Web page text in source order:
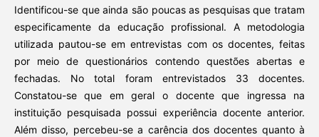
Identificou-se que ainda são poucas as pesquisas que tratam
especificamente da educação profissional. A metodologia
utilizada pautou-se em entrevistas com os docentes, feitas
por meio de questionários contendo questões abertas e
fechadas. No total foram entrevistados 33 docentes.
Constatou-se que em geral o docente que ingressa na
instituição pesquisada possui experiência docente anterior.
Além disso, percebeu-se a carência dos docentes quanto à